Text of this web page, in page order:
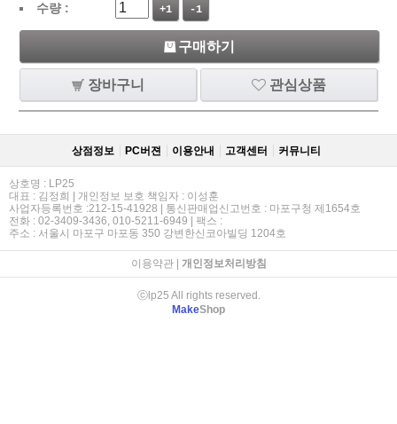
수량 :
+1 -1
구매하기
장바구니 관심상품
상점정보 PC버젼 이용안내 고객센터 커뮤니티
상호명 : LP25
대표 : 김정희 | 개인정보 보호 책임자 : 이성훈
사업자등록번호 :212-15-41928 | 통신판매업신고번호 : 마포구청 제1654호
전화 : 02-3409-3436, 010-5211-6949 | 팩스 :
주소 : 서울시 마포구 마포동 350 강변한신코아빌딩 1204호
이용약관| 개인정보처리방침
ⓒlp25 All rights reserved.
MakeShop